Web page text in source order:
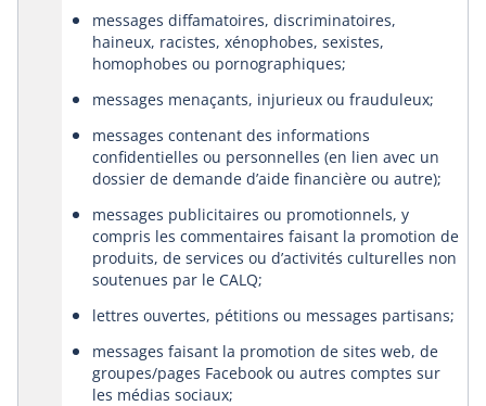
messages diffamatoires, discriminatoires,
haineux, racistes, xénophobes, sexistes,
homophobes ou pornographiques;
messages menaçants, injurieux ou frauduleux;
messages contenant des informations
confidentielles ou personnelles (en lien avec un
dossier de demande d’aide financière ou autre);
messages publicitaires ou promotionnels, y
compris les commentaires faisant la promotion de
produits, de services ou d’activités culturelles non
soutenues par le CALQ;
lettres ouvertes, pétitions ou messages partisans;
messages faisant la promotion de sites web, de
groupes/pages Facebook ou autres comptes sur
les médias sociaux;